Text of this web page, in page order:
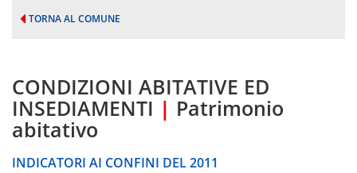
TORNA AL COMUNE
CONDIZIONI ABITATIVE ED
INSEDIAMENTI | Patrimonio
abitativo
INDICATORI AI CONFINI DEL 2011